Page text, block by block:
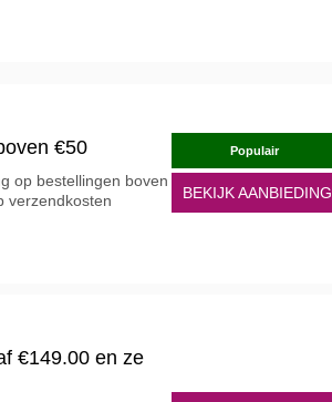
€50
op bestellingen boven
verzendkosten
Populair
BEKIJK AANBIEDING
€149.00 en ze